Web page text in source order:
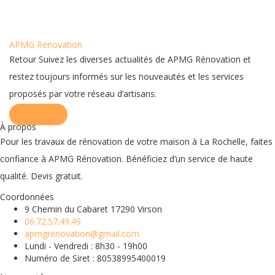
APMG Rénovation
Retour Suivez les diverses actualités de APMG Rénovation et
restez toujours informés sur les nouveautés et les services
proposés par votre réseau d’artisans.
À propos
Pour les travaux de rénovation de votre maison à La Rochelle, faites
confiance à APMG Rénovation. Bénéficiez d’un service de haute
qualité. Devis gratuit.
Coordonnées
9 Chemin du Cabaret 17290 Virson
06.72.57.49.49
apmgrenovation@gmail.com
Lundi - Vendredi : 8h30 - 19h00
Numéro de Siret : 80538995400019